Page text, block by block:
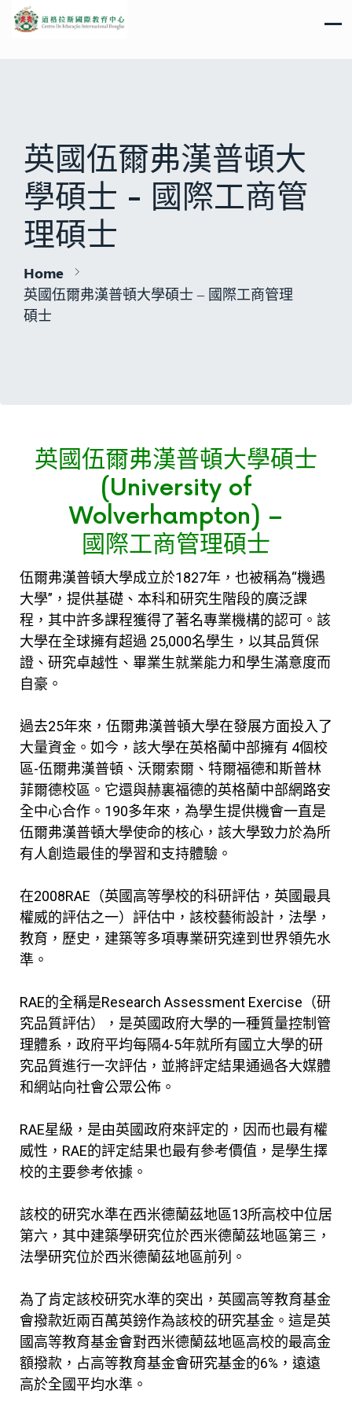
英國伍爾弗漢普頓大
學碩士 - 國際工商管
理碩士
Home
英國伍爾弗漢普頓大學碩士 – 國際工商管理
碩士
英國伍爾弗漢普頓大學碩士
(University of
Wolverhampton) –
國際工商管理碩士
伍爾弗漢普頓大學成立於1827年，也被稱為“機遇
大學”，提供基礎、本科和研究生階段的廣泛課
程，其中許多課程獲得了著名專業機構的認可。該
大學在全球擁有超過 25,000名學生，以其品質保
證、研究卓越性、畢業生就業能力和學生滿意度而
自豪。
過去25年來，伍爾弗漢普頓大學在發展方面投入了
大量資金。如今，該大學在英格蘭中部擁有 4個校
區-伍爾弗漢普頓、沃爾索爾、特爾福德和斯普林
菲爾德校區。它還與赫裏福德的英格蘭中部網路安
全中心合作。190多年來，為學生提供機會一直是
伍爾弗漢普頓大學使命的核心，該大學致力於為所
有人創造最佳的學習和支持體驗。
在2008RAE（英國高等學校的科研評估，英國最具
權威的評估之一）評估中，該校藝術設計，法學，
教育，歷史，建築等多項專業研究達到世界領先水
準。
RAE的全稱是Research Assessment Exercise（研
究品質評估），是英國政府大學的一種質量控制管
理體系，政府平均每隔4-5年就所有國立大學的研
究品質進行一次評估，並將評定結果通過各大媒體
和網站向社會公眾公佈。
RAE星級，是由英國政府來評定的，因而也最有權
威性，RAE的評定結果也最有參考價值，是學生擇
校的主要參考依據。
該校的研究水準在西米德蘭茲地區13所高校中位居
第六，其中建築學研究位於西米德蘭茲地區第三，
法學研究位於西米德蘭茲地區前列。
為了肯定該校研究水準的突出，英國高等教育基金
會撥款近兩百萬英鎊作為該校的研究基金。這是英
國高等教育基金會對西米德蘭茲地區高校的最高金
額撥款，占高等教育基金會研究基金的6%，遠遠
高於全國平均水準。